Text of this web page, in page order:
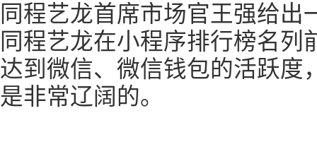
同程艺龙首席市场官王强给出
同程艺龙在小程序排行榜名列
达到微信、微信钱包的活跃度
是非常辽阔的。